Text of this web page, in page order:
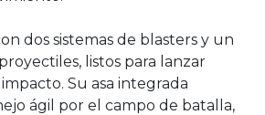
dos sistemas de blasters y un
listos para lanzar
Su asa integrada
ágil por el campo de batalla,